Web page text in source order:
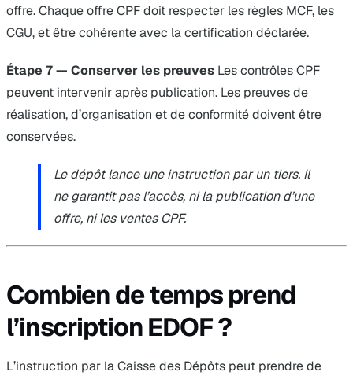
offre. Chaque offre CPF doit respecter les règles MCF, les
CGU, et être cohérente avec la certification déclarée.
Étape 7 — Conserver les preuves Les contrôles CPF
peuvent intervenir après publication. Les preuves de
réalisation, d’organisation et de conformité doivent être
conservées.
Le dépôt lance une instruction par un tiers. Il
ne garantit pas l’accès, ni la publication d’une
offre, ni les ventes CPF.
Combien de temps prend
l’inscription EDOF ?
L’instruction par la Caisse des Dépôts peut prendre de